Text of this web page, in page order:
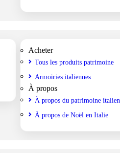
Acheter
Tous les produits patrimoine
Armoiries italiennes
À propos
À propos du patrimoine italien
À propos de Noël en Italie